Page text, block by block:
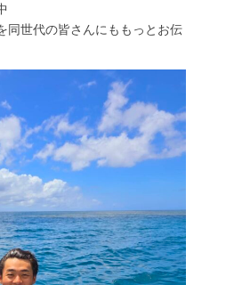
同世代の皆さんにももっとお伝